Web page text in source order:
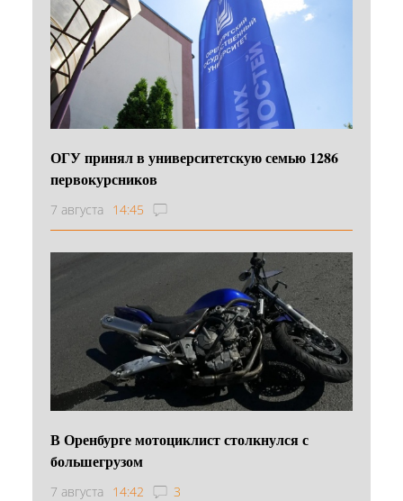
ОГУ принял в университетскую семью 1286
первокурсников
7 августа 14:45
В Оренбурге мотоциклист столкнулся с
большегрузом
7 августа 14:42 3